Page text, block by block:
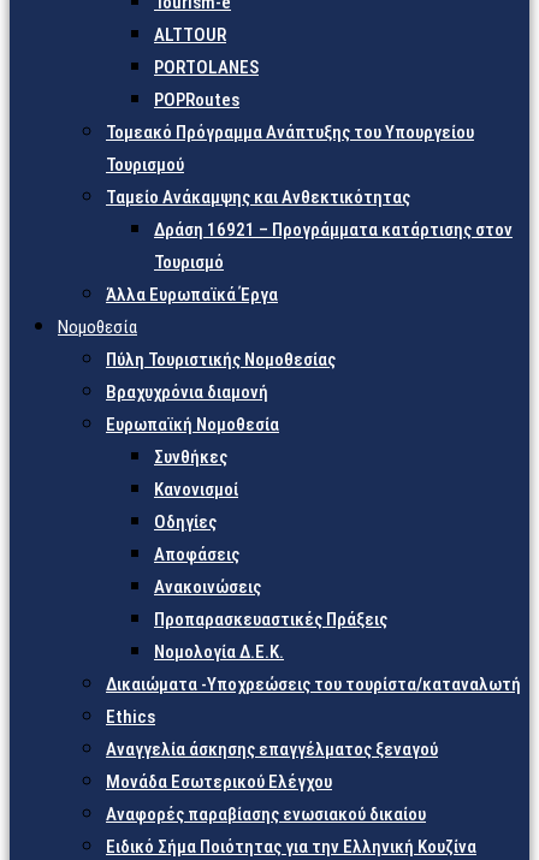
ALTTOUR
PORTOLANES
POPRoutes
Τομεακό Πρόγραμμα Ανάπτυξης του Υπουργείου
Τουρισμού
Ταμείο Ανάκαμψης και Ανθεκτικότητας
Δράση 16921 – Προγράμματα κατάρτισης στον
Τουρισμό
Άλλα Ευρωπαϊκά Έργα
Νομοθεσία
Πύλη Τουριστικής Νομοθεσίας
Βραχυχρόνια διαμονή
Ευρωπαϊκή Νομοθεσία
Συνθήκες
Κανονισμοί
Οδηγίες
Αποφάσεις
Ανακοινώσεις
Προπαρασκευαστικές Πράξεις
Νομολογία Δ.Ε.Κ.
Δικαιώματα -Υποχρεώσεις του τουρίστα/καταναλωτή
Ethics
Αναγγελία άσκησης επαγγέλματος ξεναγού
Μονάδα Εσωτερικού Ελέγχου
Αναφορές παραβίασης ενωσιακού δικαίου
Ειδικό Σήμα Ποιότητας για την Ελληνική Κουζίνα